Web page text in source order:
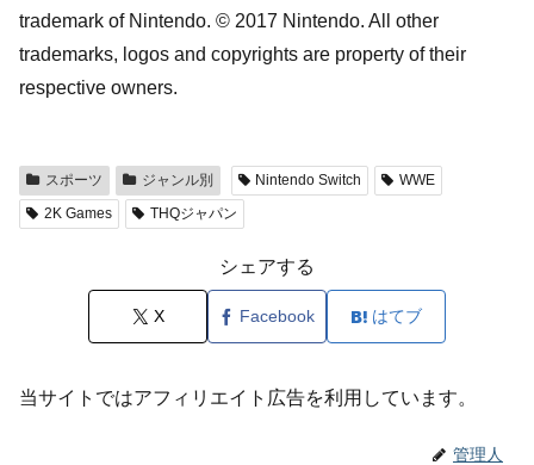
trademark of Nintendo. © 2017 Nintendo. All other
trademarks, logos and copyrights are property of their
respective owners.
スポーツ ジャンル別 Nintendo Switch
WWE
2K Games
THQジャパン
シェアする
X Facebook はてブ
当サイトではアフィリエイト広告を利用しています。
管理人